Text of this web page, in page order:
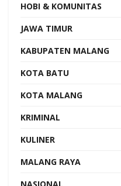
HOBI & KOMUNITAS
JAWA TIMUR
KABUPATEN MALANG
KOTA BATU
KOTA MALANG
KRIMINAL
KULINER
MALANG RAYA